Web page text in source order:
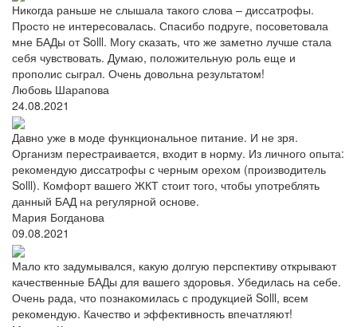
Никогда раньше не слышала такого слова – диссатрофы.
Просто не интересовалась. Спасибо подруге, посоветовала
мне БАДы от Solll. Могу сказать, что же заметно лучше стала
себя чувствовать. Думаю, положительную роль еще и
прополис сыграл. Очень довольна результатом!
Любовь Шарапова
24.08.2021
Давно уже в моде функциональное питание. И не зря.
Организм перестраивается, входит в норму. Из личного опыта:
рекомендую диссатрофы с черным орехом (производитель
Solll). Комфорт вашего ЖКТ стоит того, чтобы употреблять
данный БАД на регулярной основе.
Мария Богданова
09.08.2021
Мало кто задумывался, какую долгую перспективу открывают
качественные БАДы для вашего здоровья. Убедилась на себе.
Очень рада, что познакомилась с продукцией Solll, всем
рекомендую. Качество и эффективность впечатляют!